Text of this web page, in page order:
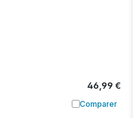
46,99 €
Comparer
Ajouter à